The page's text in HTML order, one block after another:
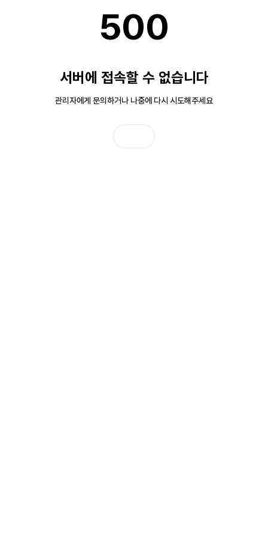
500
서버에 접속할 수 없습니다
관리자에게 문의하거나 나중에 다시 시도해주세요